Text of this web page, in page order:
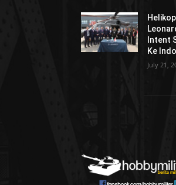
Intent
Ke
July 21,